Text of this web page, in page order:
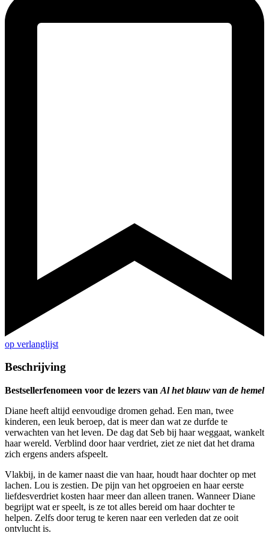
op verlanglijst
Beschrijving
Bestsellerfenomeen voor de lezers van Al het blauw van de hemel
Diane heeft altijd eenvoudige dromen gehad. Een man, twee
kinderen, een leuk beroep, dat is meer dan wat ze durfde te
verwachten van het leven. De dag dat Seb bij haar weggaat, wankelt
haar wereld. Verblind door haar verdriet, ziet ze niet dat het drama
zich ergens anders afspeelt.
Vlakbij, in de kamer naast die van haar, houdt haar dochter op met
lachen. Lou is zestien. De pijn van het opgroeien en haar eerste
liefdesverdriet kosten haar meer dan alleen tranen. Wanneer Diane
begrijpt wat er speelt, is ze tot alles bereid om haar dochter te
helpen. Zelfs door terug te keren naar een verleden dat ze ooit
ontvlucht is.